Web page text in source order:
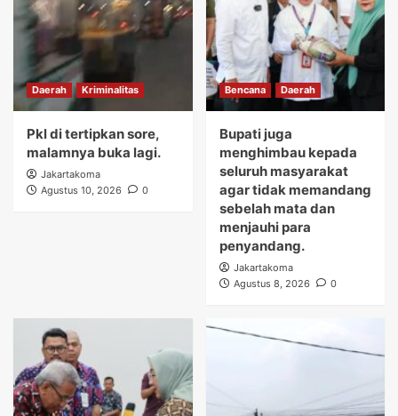
Daerah Kriminalitas
Pkl di tertipkan sore,
malamnya buka lagi.
Jakartakoma
Agustus 10, 2026
0
Bencana Daerah
Bupati juga
menghimbau kepada
seluruh masyarakat
agar tidak memandang
sebelah mata dan
menjauhi para
penyandang.
Jakartakoma
Agustus 8, 2026
0